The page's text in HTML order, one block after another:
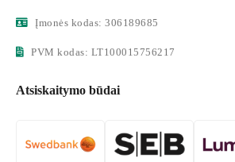
Įmonės kodas: 306189685
PVM kodas: LT100015756217
Atsiskaitymo būdai